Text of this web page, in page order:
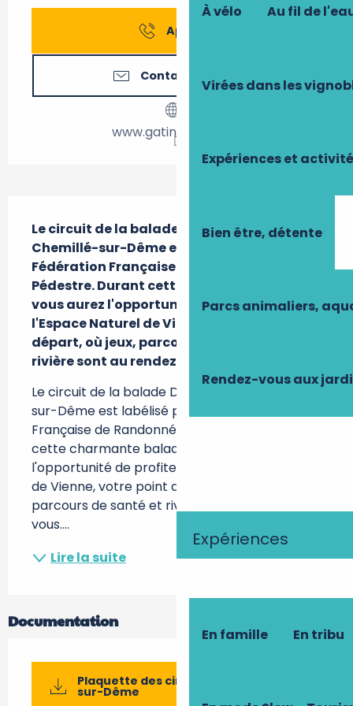
À vélo Au fil de
Virées dans les
Expériences et
Bien être, détente
Parcs animaliers,
Rendez-vous aux
Expériences
En famille En tribu
Appeler
Contactez-nous
www.gatine-racan.fr
Le circuit de la balade Dominicale à
Chemillé-sur-Dême est labélisé par la
Fédération Française de Randonnée
Pédestre. Durant cette charmante  balade,
vous aurez l'opportunité de profiter de
l'Espace Naturel de Vienne, votre point de
départ, où jeux, parcours de santé et
rivière sont au rendez-vous.
Le circuit de la balade Dominicale à Chemillé-
sur-Dême est labélisé par la Fédération
Française de Randonnée Pédestre. Durant
cette charmante balade, vous aurez
l'opportunité de profiter de l'Espace Naturel
de Vienne, votre point de départ, où jeux,
parcours de santé et rivière sont au rendez-
vous....
Lire la suite
Documentation
Plaquette des circuits de Chemillé-
sur-Dême